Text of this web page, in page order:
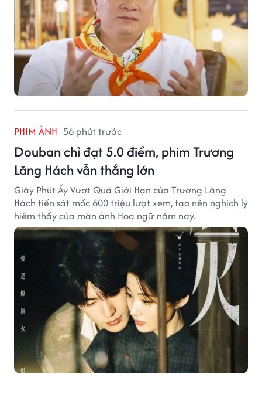
PHIM ẢNH 56 phút trước
Douban chỉ đạt 5.0 điểm, phim Trương
Lăng Hách vẫn thắng lớn
Giây Phút Ấy Vượt Quá Giới Hạn của Trương Lăng
Hách tiến sát mốc 800 triệu lượt xem, tạo nên nghịch lý
hiếm thấy của màn ảnh Hoa ngữ năm nay.